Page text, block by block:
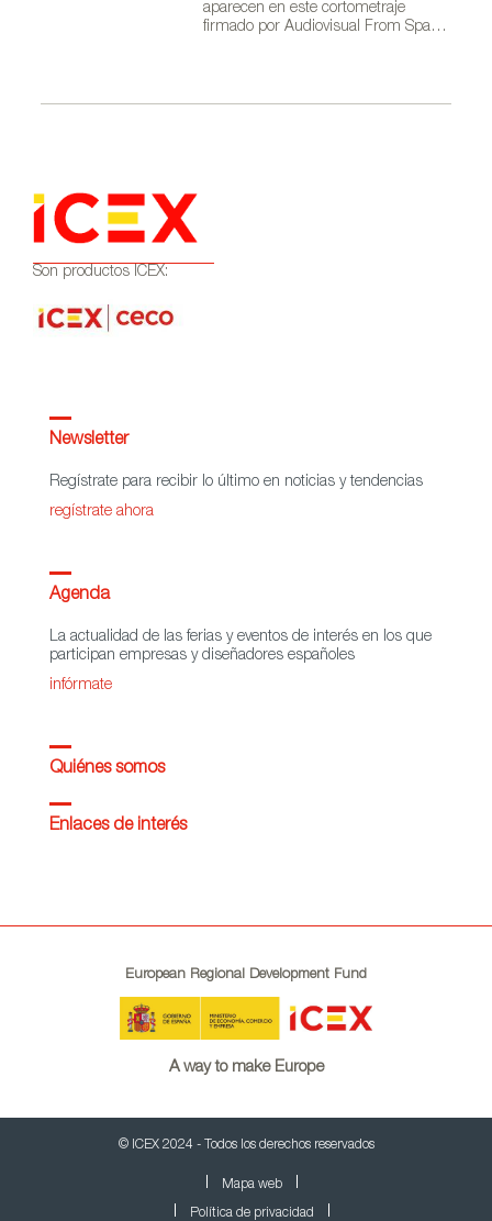
aparecen en este cortometraje
firmado por Audiovisual From Spain
Son productos ICEX:
Newsletter
Regístrate para recibir lo último en noticias y tendencias
regístrate ahora
Agenda
La actualidad de las ferias y eventos de interés en los que
participan empresas y diseñadores españoles
infórmate
Quiénes somos
Enlaces de interés
European Regional Development Fund
A way to make Europe
© ICEX 2024 - Todos los derechos reservados
Mapa web
Política de privacidad